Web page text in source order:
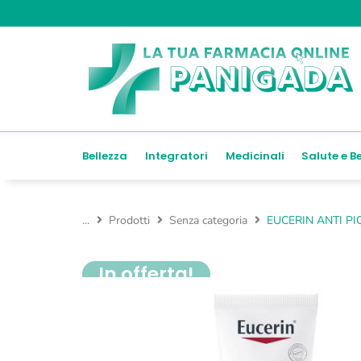
Bellezza Integratori Medicinali Salute e
... Prodotti Senza categoria EUCERIN ANTI
In offerta!